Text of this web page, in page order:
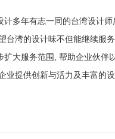
多年有志一同的台湾设计
台湾的设计味不但能继续服
大服务范围, 帮助企业伙伴
业提供创新与活力及丰富的